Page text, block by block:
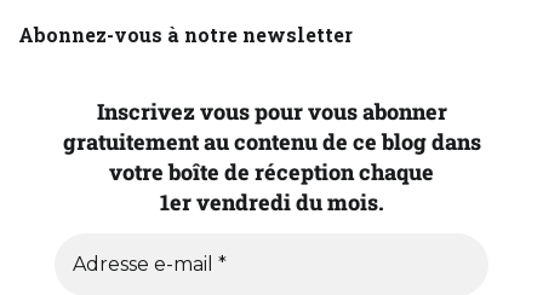
Abonnez-vous à notre newsletter
Inscrivez vous pour vous abonner
gratuitement au contenu de ce blog dans
votre boîte de réception chaque
1er vendredi du mois.